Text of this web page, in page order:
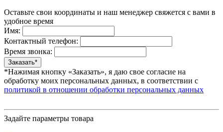
Оставьте свои координаты и наш менеджер свяжется с вами в
удобное время
Имя:
Контактный телефон:
Время звонка:
*Нажимая кнопку «Заказать», я даю свое согласие на
обработку моих персональных данных, в соответствии с
политикой в отношении обработки персональных данных
Задайте параметры товара